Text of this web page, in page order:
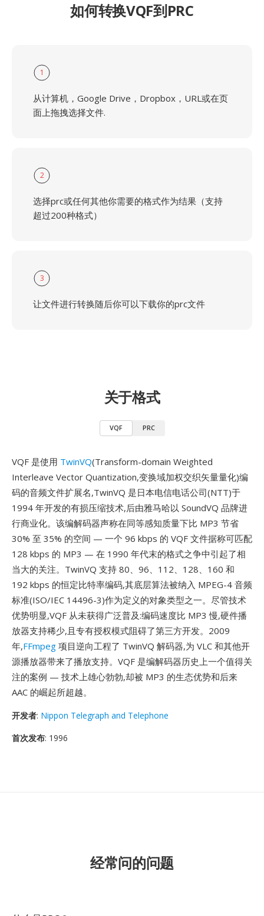
如何转换VQF到PRC
1
从计算机，Google Drive，Dropbox，URL或在页
面上拖拽选择文件.
2
选择prc或任何其他你需要的格式作为结果（支持
超过200种格式）
3
让文件进行转换随后你可以下载你的prc文件
关于格式
VQF PRC
VQF 是使用 TwinVQ(Transform-domain Weighted
Interleave Vector Quantization,变换域加权交织矢量量化)编
码的音频文件扩展名,TwinVQ 是日本电信电话公司(NTT)于
1994 年开发的有损压缩技术,后由雅马哈以 SoundVQ 品牌进
行商业化。该编解码器声称在同等感知质量下比 MP3 节省
30% 至 35% 的空间 — 一个 96 kbps 的 VQF 文件据称可匹配
128 kbps 的 MP3 — 在 1990 年代末的格式之争中引起了相
当大的关注。TwinVQ 支持 80、96、112、128、160 和
192 kbps 的恒定比特率编码,其底层算法被纳入 MPEG-4 音频
标准(ISO/IEC 14496-3)作为定义的对象类型之一。尽管技术
优势明显,VQF 从未获得广泛普及:编码速度比 MP3 慢,硬件播
放器支持稀少,且专有授权模式阻碍了第三方开发。2009
年,FFmpeg 项目逆向工程了 TwinVQ 解码器,为 VLC 和其他开
源播放器带来了播放支持。VQF 是编解码器历史上一个值得关
注的案例 — 技术上雄心勃勃,却被 MP3 的生态优势和后来
AAC 的崛起所超越。
开发者: Nippon Telegraph and Telephone
首次发布: 1996
经常问的问题